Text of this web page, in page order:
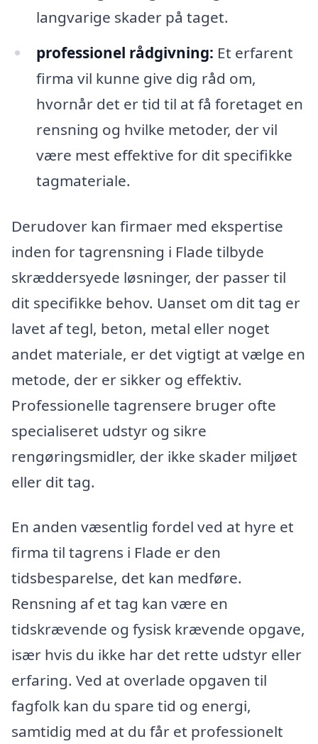
langvarige skader på taget.
professionel rådgivning: Et erfarent
firma vil kunne give dig råd om,
hvornår det er tid til at få foretaget en
rensning og hvilke metoder, der vil
være mest effektive for dit specifikke
tagmateriale.
Derudover kan firmaer med ekspertise
inden for tagrensning i Flade tilbyde
skræddersyede løsninger, der passer til
dit specifikke behov. Uanset om dit tag er
lavet af tegl, beton, metal eller noget
andet materiale, er det vigtigt at vælge en
metode, der er sikker og effektiv.
Professionelle tagrensere bruger ofte
specialiseret udstyr og sikre
rengøringsmidler, der ikke skader miljøet
eller dit tag.
En anden væsentlig fordel ved at hyre et
firma til tagrens i Flade er den
tidsbesparelse, det kan medføre.
Rensning af et tag kan være en
tidskrævende og fysisk krævende opgave,
især hvis du ikke har det rette udstyr eller
erfaring. Ved at overlade opgaven til
fagfolk kan du spare tid og energi,
samtidig med at du får et professionelt